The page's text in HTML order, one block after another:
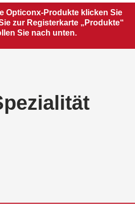
Opticonx-Produkte klicken Sie
zur Registerkarte „Produkte“
Sie nach unten.